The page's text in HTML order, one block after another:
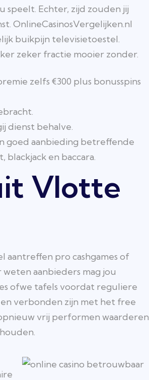
speelt. Echter, zijd zouden jij
OnlineCasinosVergelijken.nl
buikpijn televisietoestel.
zeker fractie mooier zonder.
zelfs €300 plus bonusspins
dienst behalve.
goed aanbieding betreffende
en baccara.
Vlotte
aantreffen pro cashgames of
aanbieders mag jou
ofwe tafels voordat reguliere
verbonden zijn met het free
vrij performen waarderen